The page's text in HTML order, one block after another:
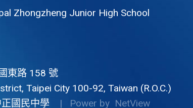
Zhongzheng Junior High School
東路 158 號
Taipei City 100-92, Taiwan (R.O.C.)
國民中學 | Power by NetView